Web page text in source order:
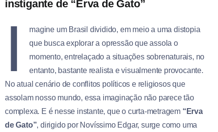
instigante de “Erva de Gato”
I
magine um Brasil dividido, em meio a uma distopia
que busca explorar a opressão que assola o
momento, entrelaçado a situações sobrenaturais, no
entanto, bastante realista e visualmente provocante.
No atual cenário de conflitos políticos e religiosos que
assolam nosso mundo, essa imaginação não parece tão
complexa. E é nesse instante, que o curta-metragem “Erva
de Gato”, dirigido por Novíssimo Edgar, surge como uma